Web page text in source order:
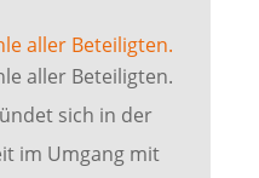
aller Beteiligten.
aller Beteiligten.
sich in der
im Umgang mit